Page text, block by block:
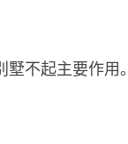
不起主要作用。